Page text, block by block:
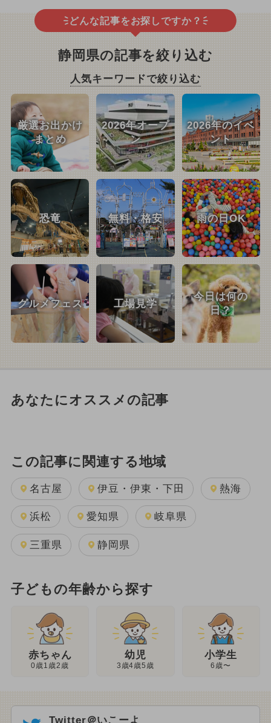
どんな記事をお探しですか？
静岡県の記事を絞り込む
人気キーワードで絞り込む
厳選お出かけ
まとめ
2026年オープ
ン
2026年のイベ
ント
恐竜 無料・格安 雨の日OK
グルメフェス 工場見学
今日は何の
日？
あなたにオススメの記事
この記事に関連する地域
名古屋 伊豆・伊東・下田 熱海
浜松 愛知県 岐阜県
三重県 静岡県
子どもの年齢から探す
赤ちゃん
0歳1歳2歳
幼児
3歳4歳5歳
小学生
6歳〜
Twitter＠いこーよ